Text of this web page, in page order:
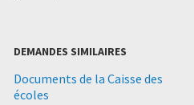
DEMANDES SIMILAIRES
Documents de la Caisse des
écoles